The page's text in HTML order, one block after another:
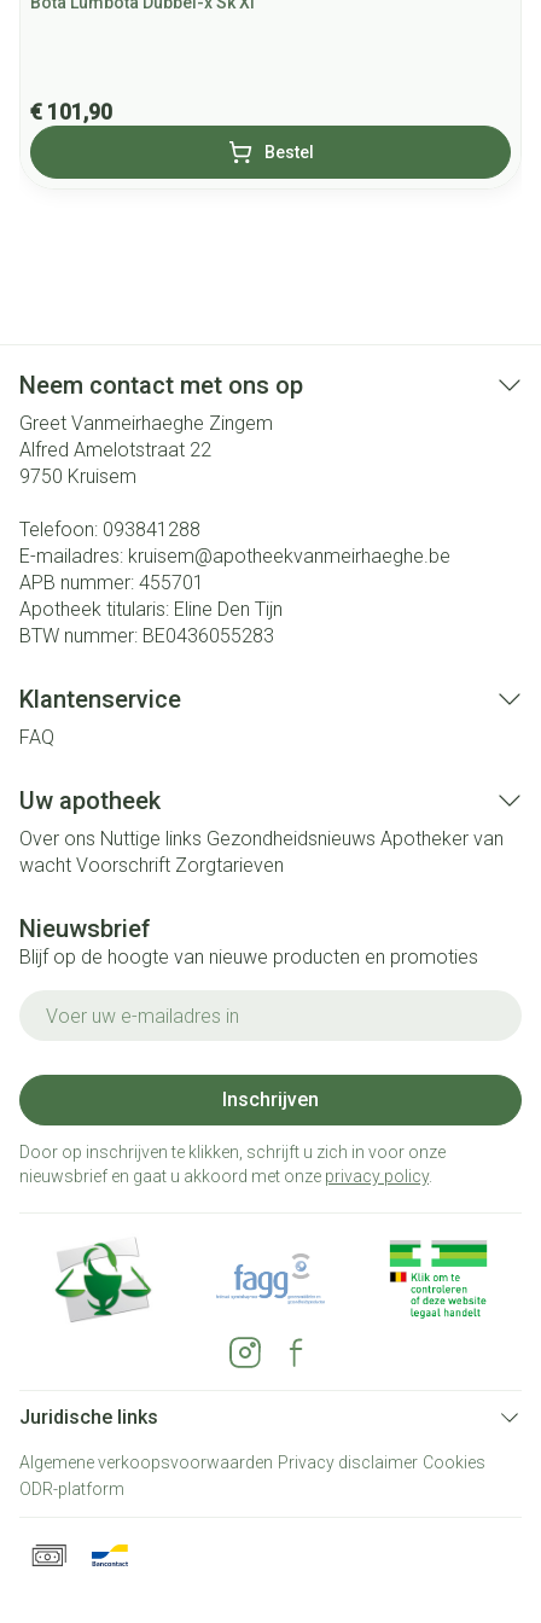
€ 101,90
Bestel
Neem contact met ons op
Greet Vanmeirhaeghe Zingem
Alfred Amelotstraat 22
9750 Kruisem
Telefoon: 093841288
E-mailadres: kruisem@apotheekvanmeirhaeghe.be
APB nummer: 455701
Apotheek titularis: Eline Den Tijn
BTW nummer: BE0436055283
Klantenservice
FAQ
Uw apotheek
Over ons Nuttige links Gezondheidsnieuws Apotheker van
wacht Voorschrift Zorgtarieven
Nieuwsbrief
Blijf op de hoogte van nieuwe producten en promoties
Inschrijven
Door op inschrijven te klikken, schrijft u zich in voor onze
nieuwsbrief en gaat u akkoord met onze privacy policy.
Juridische links
Algemene verkoopsvoorwaarden Privacy disclaimer Cookies
ODR-platform